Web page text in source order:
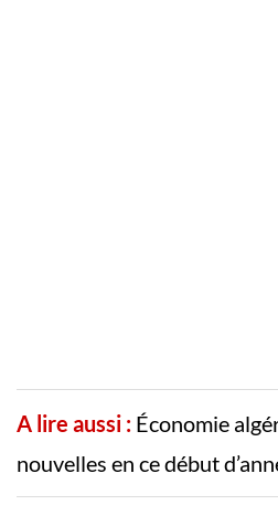
A lire aussi : Économie
nouvelles en ce début